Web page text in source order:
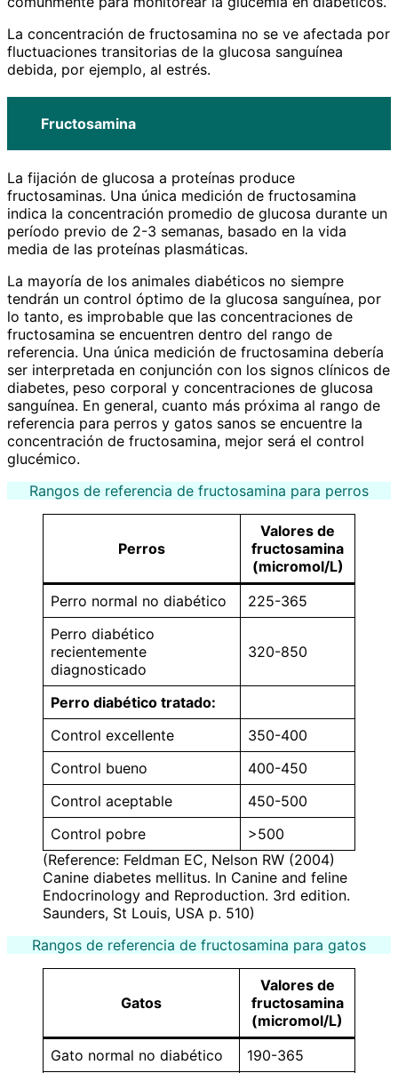
La concentración de fructosamina no se ve afectada por
fluctuaciones transitorias de la glucosa sanguínea
debida, por ejemplo, al estrés.
Fructosamina
La fijación de glucosa a proteínas produce
fructosaminas. Una única medición de fructosamina
indica la concentración promedio de glucosa durante un
período previo de 2-3 semanas, basado en la vida
media de las proteínas plasmáticas.
La mayoría de los animales diabéticos no siempre
tendrán un control óptimo de la glucosa sanguínea, por
lo tanto, es improbable que las concentraciones de
fructosamina se encuentren dentro del rango de
referencia. Una única medición de fructosamina debería
ser interpretada en conjunción con los signos clínicos de
diabetes, peso corporal y concentraciones de glucosa
sanguínea. En general, cuanto más próxima al rango de
referencia para perros y gatos sanos se encuentre la
concentración de fructosamina, mejor será el control
glucémico.
Rangos de referencia de fructosamina para perros
Perros
Valores de
fructosamina
(micromol/L)
Perro normal no diabético
225-365
Perro diabético
recientemente
diagnosticado
320-850
Perro diabético tratado:
Control excellente
350-400
Control bueno
400-450
Control aceptable
450-500
Control pobre
>500
(Reference: Feldman EC, Nelson RW (2004)
Canine diabetes mellitus. In Canine and feline
Endocrinology and Reproduction. 3rd edition.
Saunders, St Louis, USA p. 510)
Rangos de referencia de fructosamina para gatos
Gatos
Valores de
fructosamina
(micromol/L)
Gato normal no diabético
190-365